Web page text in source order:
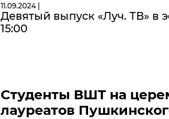
11.09.2024 |
Девятый выпуск «Луч. ТВ» в
15:00
Студенты ВШТ на
лауреатов